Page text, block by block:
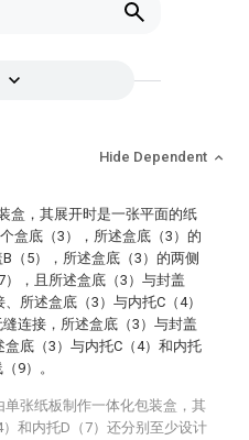
Hide Dependent
盒，其展开时是一张平面的纸
盒底（3），所述盒底（3）的
（5），所述盒底（3）的两侧
，且所述盒底（3）与封盖
所述盒底（3）与内托C（4）
连接，所述盒底（3）与封盖
底（3）与内托C（4）和内托
9）。
张纸板制作一体化包装盒，其
和内托D（7）还分别至少设计